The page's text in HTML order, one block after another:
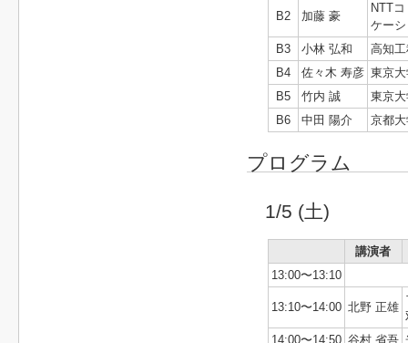
B2 加藤 豪
NTT
ケー
B3
小林 弘和
高知
B4
佐々木 寿彦 東京大
B5
竹内 誠
東京大
B6
中田 陽介 京都大
プログラム
1/5 (土)
講演者
13:00〜13:10
13:10〜14:00 北野 正雄
14:00〜14:50 谷村 省吾